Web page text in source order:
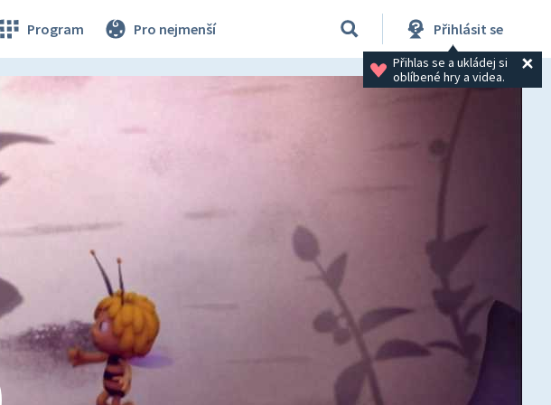
Program Pro nejmenší Přihlásit se
Přihlas se a ukládej si
oblíbené hry a videa.